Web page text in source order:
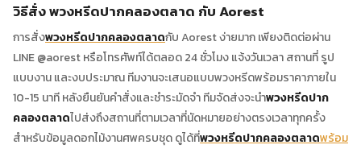
วิธีสั่ง พวงหรีดปากคลองตลาด กับ Aorest
การสั่งพวงหรีดปากคลองตลาดกับ Aorest ง่ายมาก เพียงติดต่อผ่าน
LINE @aorest หรือโทรศัพท์ได้ตลอด 24 ชั่วโมง แจ้งวันเวลา สถานที่ รูป
แบบงาน และงบประมาณ ทีมงานจะเสนอแบบพวงหรีดพร้อมราคาภายใน
10-15 นาที หลังยืนยันคำสั่งและชำระมัดจำ ทีมจัดส่งจะนำพวงหรีดปาก
คลองตลาดไปส่งถึงสถานที่ตามเวลาที่นัดหมายอย่างตรงเวลาทุกครั้ง
สำหรับข้อมูลดอกไม้งานศพครบชุด ดูได้ที่พวงหรีดปากคลองตลาดพร้อม